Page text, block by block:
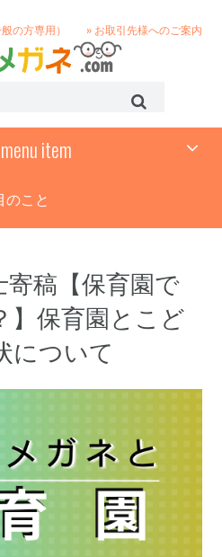
の方専用） » お取引先様へのご案内
item
のこと
稿【保育園で
】保育園とこど
について